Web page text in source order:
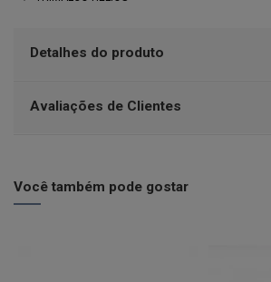
Detalhes do produto
Avaliações de Clientes
Você também pode gostar